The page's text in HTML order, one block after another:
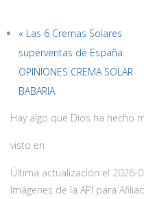
« Las 6 Cremas Solares
superventas de España.
OPINIONES CREMA SOLAR
BABARIA
Hay algo que Dios ha hecho
visto en
Última actualización el 2026-
Imágenes de la API para